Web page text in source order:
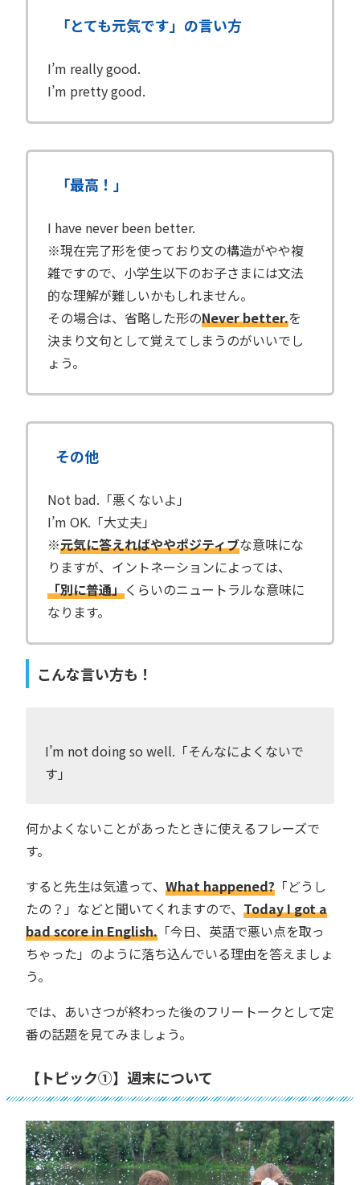
「とても元気です」の言い方
I’m really good.
I’m pretty good.
「最高！」
I have never been better.
※現在完了形を使っており文の構造がやや複
雑ですので、小学生以下のお子さまには文法
的な理解が難しいかもしれません。
その場合は、省略した形のNever better.を
決まり文句として覚えてしまうのがいいでし
ょう。
その他
Not bad.「悪くないよ」
I’m OK.「大丈夫」
※元気に答えればややポジティブな意味にな
りますが、イントネーションによっては、
「別に普通」くらいのニュートラルな意味に
なります。
こんな言い方も！
I’m not doing so well.「そんなによくないで
す」
何かよくないことがあったときに使えるフレーズで
す。
すると先生は気遣って、 What happened? 「どうし
たの？」などと聞いてくれますので、 Today I got a
bad score in English. 「今日、英語で悪い点を取っ
ちゃった」のように落ち込んでいる理由を答えましょ
う。
では、あいさつが終わった後のフリートークとして定
番の話題を見てみましょう。
【トピック①】週末について